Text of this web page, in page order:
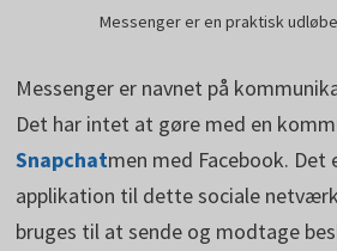
Messenger er en praktisk
Messenger er navnet på
Det har intet at gøre med en
Snapchatmen med Facebook.
applikation til dette sociale
bruges til at sende og modtage